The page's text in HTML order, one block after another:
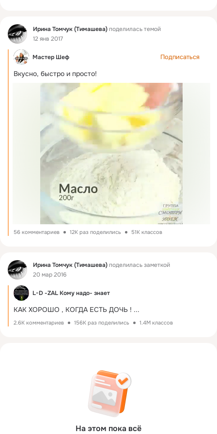
Фид Ирина Томчук (Тимашева)поделилась темой
12 янв 2017
Мастер Шеф Подписаться
Вкусно, быстро и просто!
56 комментариев 12K раз поделились 51K классов
Фид Ирина Томчук (Тимашева)поделилась заметкой
20 мар 2016
L-D -ZAL Кому надо- знает
КАК XОРОШО , КОГДА ЕСТЬ ДОЧЬ ! ...
2.6K комментариев 156K раз поделились 1.4M классов
На этом пока всё